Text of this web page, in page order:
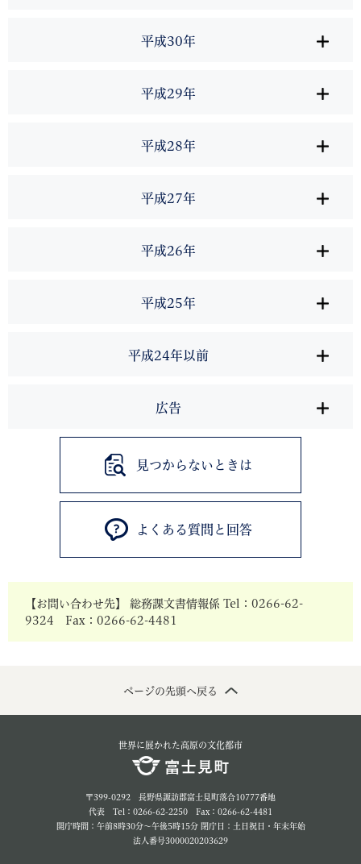
平成30年
平成29年
平成28年
平成27年
平成26年
平成25年
平成24年以前
広告
見つからないときは
よくある質問と回答
【お問い合わせ先】 総務課文書情報係 Tel：0266-62-
9324 Fax：0266-62-4481
ページの先頭へ戻る
世界に展かれた高原の文化都市
〒399-0292 長野県諏訪郡富士見町落合10777番地
代表 Tel：0266-62-2250 Fax：0266-62-4481
開庁時間：午前8時30分～午後5時15分 閉庁日：土日祝日・年末年始
法人番号3000020203629